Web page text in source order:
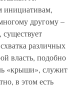
инициативам,
другому –
различных
власть, подобно
«крыши», служит
в этом есть